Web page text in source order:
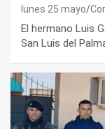
lunes 25 mayo
El hermano Luis
San Luis del